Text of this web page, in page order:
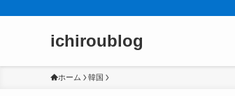
ichiroublog
ホーム 韓国